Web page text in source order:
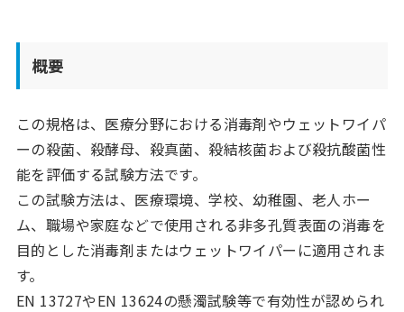
概要
この規格は、医療分野における消毒剤やウェットワイパ
ーの殺菌、殺酵母、殺真菌、殺結核菌および殺抗酸菌性
能を評価する試験方法です。
この試験方法は、医療環境、学校、幼稚園、老人ホー
ム、職場や家庭などで使用される非多孔質表面の消毒を
目的とした消毒剤またはウェットワイパーに適用されま
す。
EN 13727やEN 13624の懸濁試験等で有効性が認められ